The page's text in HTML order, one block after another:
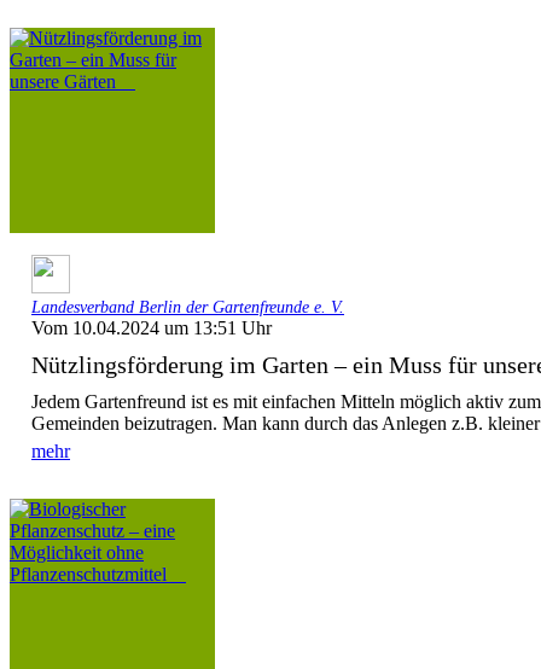
Landesverband Berlin der Gartenfreunde e. V.
Vom 10.04.2024 um 13:51 Uhr
Nützlingsförderung im Garten – ein Muss für
Jedem Gartenfreund ist es mit einfachen Mitteln möglich aktiv
Gemeinden beizutragen. Man kann durch das Anlegen z.B.
mehr